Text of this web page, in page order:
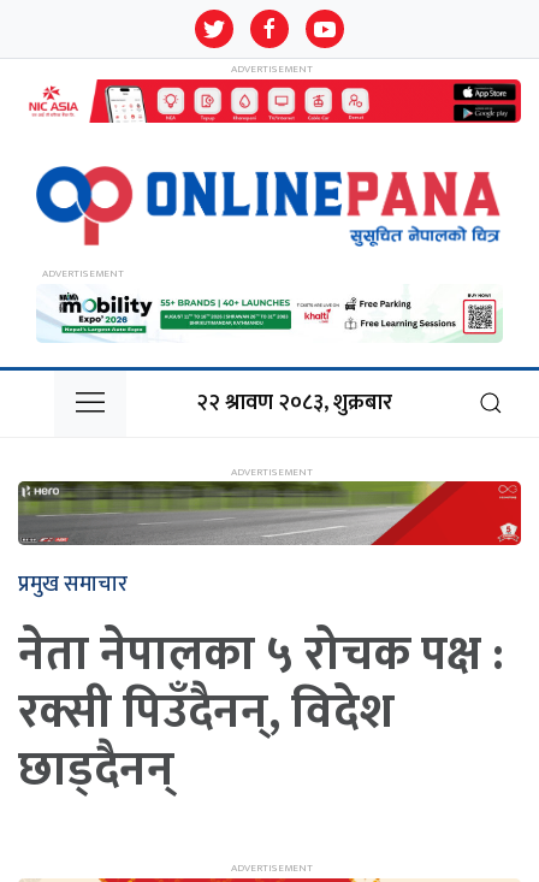
२२ श्रावण २०८३, शुक्रबार
प्रमुख समाचार
नेता नेपालका ५ रोचक पक्ष :
रक्सी पिउँदैनन्, विदेश
छाड्दैनन्